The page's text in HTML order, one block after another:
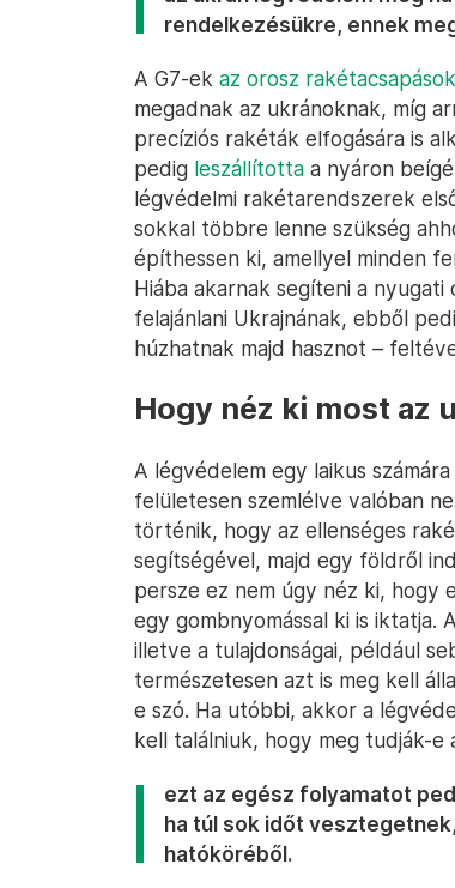
rendelkezésükre, ennek
A G7-ek az orosz
megadnak az ukránoknak, míg
precíziós rakéták elfogására is
pedig leszállította a nyáron
légvédelmi rakétarendszerek
sokkal többre lenne szükség
építhessen ki, amellyel minden
Hiába akarnak segíteni a
felajánlani Ukrajnának, ebből
húzhatnak majd hasznot –
Hogy néz ki most az
A légvédelem egy laikus
felületesen szemlélve valóban
történik, hogy az ellenséges
segítségével, majd egy földről
persze ez nem úgy néz ki, hogy
egy gombnyomással ki is
illetve a tulajdonságai, például
természetesen azt is meg kell
e szó. Ha utóbbi, akkor a
kell találniuk, hogy meg tudják-e
ezt az egész folyamatot
ha túl sok időt
hatóköréből.